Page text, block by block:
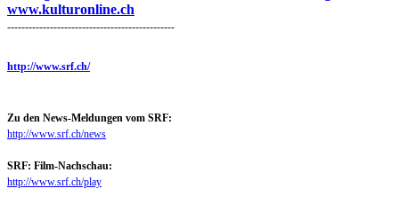
-----------------------------------------------
http://www.srf.ch/
Zu den News-Meldungen vom SRF:
http://www.srf.ch/news
SRF: Film-Nachschau:
http://www.srf.ch/play